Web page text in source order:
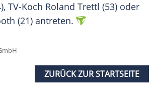
TV-Koch Roland Trettl (53) oder
(21) antreten.
ZURÜCK ZUR STARTSEITE